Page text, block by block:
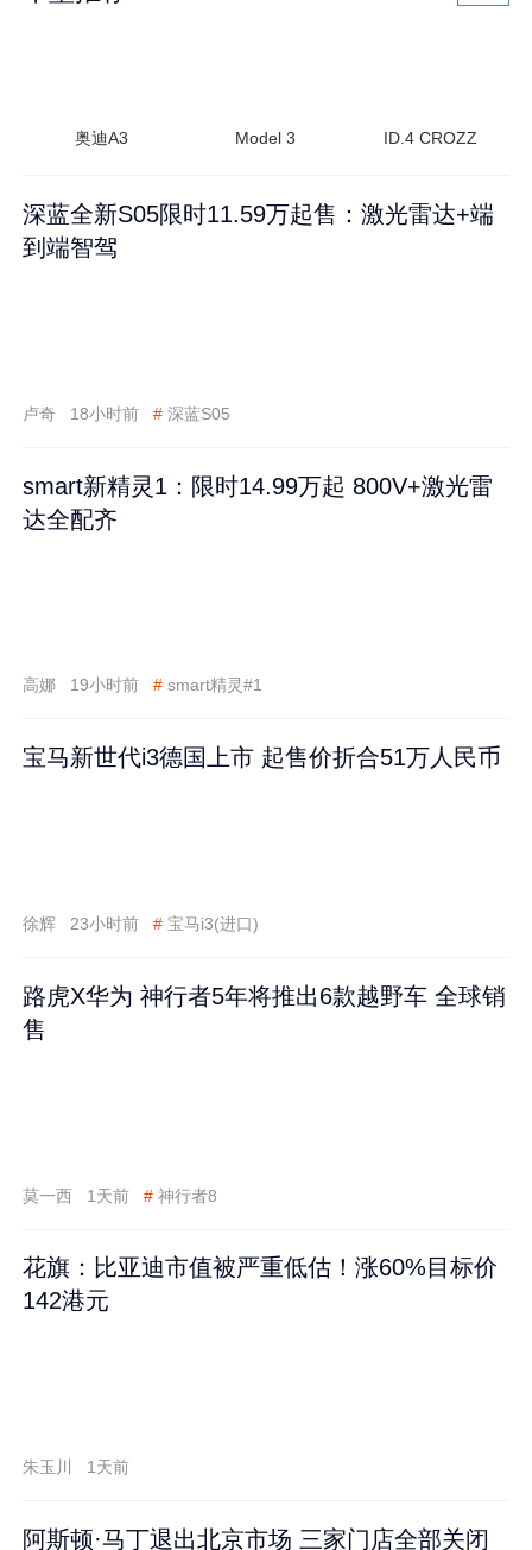
奥迪A3 Model 3 ID.4 CROZZ
深蓝全新S05限时11.59万起售：激光雷达+端
到端智驾
卢奇 18小时前 # 深蓝S05
smart新精灵1：限时14.99万起 800V+激光雷
达全配齐
高娜 19小时前 # smart精灵#1
宝马新世代i3德国上市 起售价折合51万人民币
徐辉 23小时前 # 宝马i3(进口)
路虎X华为 神行者5年将推出6款越野车 全球销
售
莫一西 1天前 # 神行者8
花旗：比亚迪市值被严重低估！涨60%目标价
142港元
朱玉川 1天前
阿斯顿·马丁退出北京市场 三家门店全部关闭